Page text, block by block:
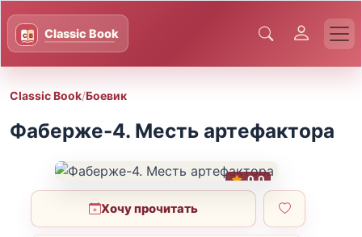
Classic Book/Боевик
Фаберже-4. Месть артефактора
0.0
Хочу прочитать